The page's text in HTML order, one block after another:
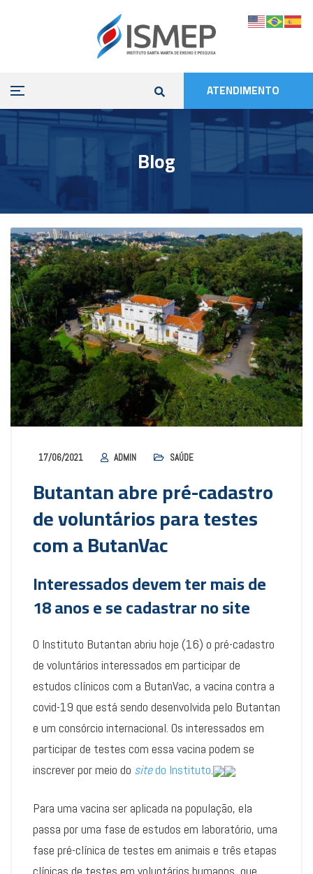
ATENDIMENTO
Blog
17/06/2021 ADMIN SAÚDE
Butantan abre pré-cadastro
de voluntários para testes
com a ButanVac
Interessados devem ter mais de
18 anos e se cadastrar no site
O Instituto Butantan abriu hoje (16) o pré-cadastro
de voluntários interessados em participar de
estudos clínicos com a ButanVac, a vacina contra a
covid-19 que está sendo desenvolvida pelo Butantan
e um consórcio internacional. Os interessados em
participar de testes com essa vacina podem se
inscrever por meio do sitedo Instituto.
Para uma vacina ser aplicada na população, ela
passa por uma fase de estudos em laboratório, uma
fase pré-clínica de testes em animais e três etapas